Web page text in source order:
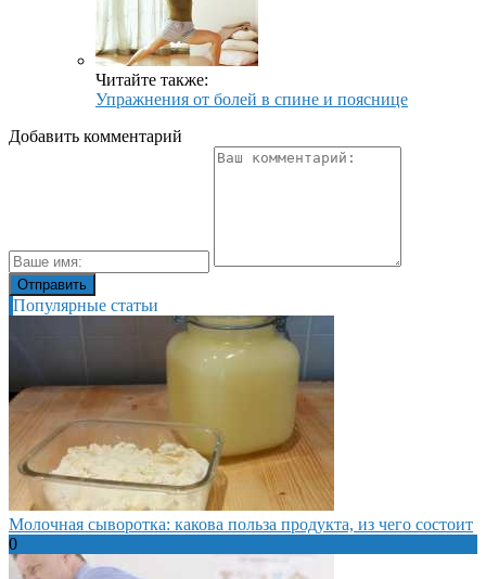
Читайте также:
Упражнения от болей в спине и пояснице
Добавить комментарий
Популярные статьи
Молочная сыворотка: какова польза продукта, из чего состоит
0